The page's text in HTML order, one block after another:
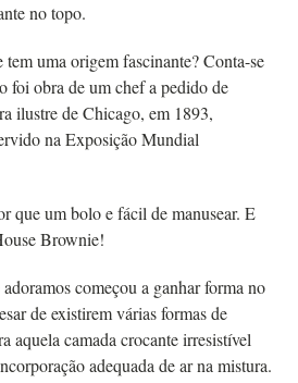
no topo.
uma origem fascinante? Conta-se
foi obra de um chef a pedido de
ilustre de Chicago, em 1893,
na Exposição Mundial
que um bolo e fácil de manusear. E
Brownie!
começou a ganhar forma no
de existirem várias formas de
aquela camada crocante irresistível
adequada de ar na mistura.